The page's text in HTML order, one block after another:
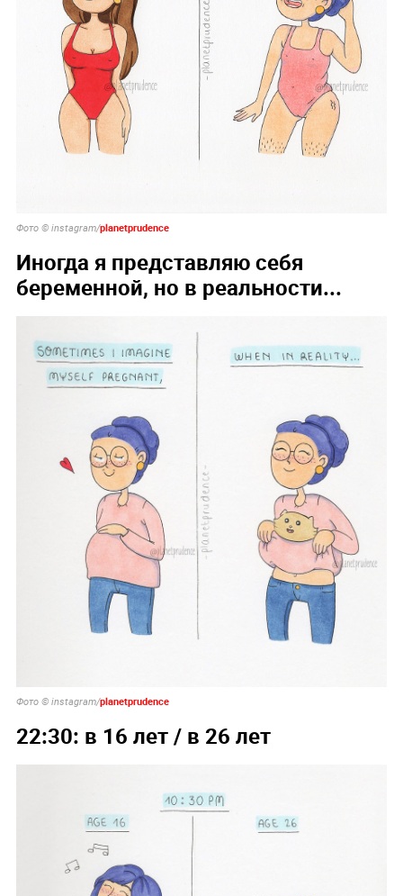
Фото © instagram/planetprudence
Иногда я представляю себя
беременной, но в реальности...
Фото © instagram/planetprudence
22:30: в 16 лет / в 26 лет